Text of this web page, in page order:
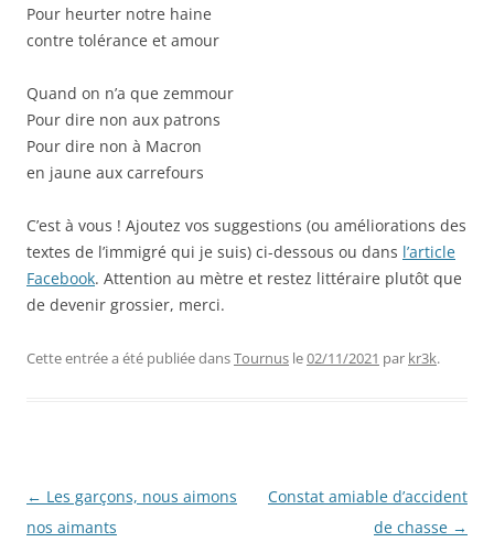
Pour heurter notre haine
contre tolérance et amour
Quand on n’a que zemmour
Pour dire non aux patrons
Pour dire non à Macron
en jaune aux carrefours
C’est à vous ! Ajoutez vos suggestions (ou améliorations des
textes de l’immigré qui je suis) ci-dessous ou dans l’article
Facebook. Attention au mètre et restez littéraire plutôt que
de devenir grossier, merci.
Cette entrée a été publiée dansTournus le02/11/2021 par kr3k.
Navigation
des
← Les garçons, nous aimons
nos aimants
Constat amiable d’accident
de chasse →